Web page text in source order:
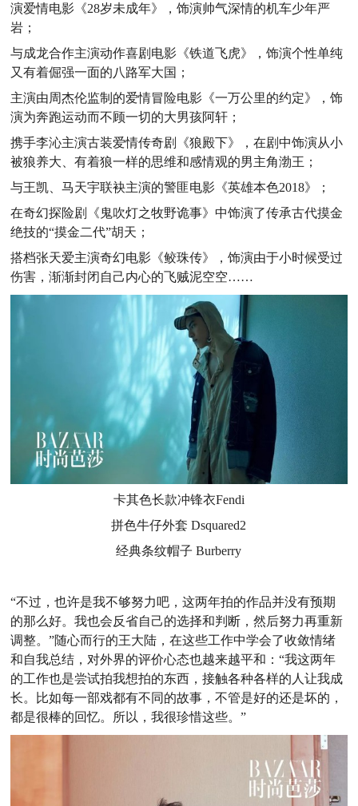
演爱情电影《28岁未成年》，饰演帅气深情的机车少年严
岩；
与成龙合作主演动作喜剧电影《铁道飞虎》，饰演个性单纯
又有着倔强一面的八路军大国；
主演由周杰伦监制的爱情冒险电影《一万公里的约定》，饰
演为奔跑运动而不顾一切的大男孩阿轩；
携手李沁主演古装爱情传奇剧《狼殿下》，在剧中饰演从小
被狼养大、有着狼一样的思维和感情观的男主角渤王；
与王凯、马天宇联袂主演的警匪电影《英雄本色2018》；
在奇幻探险剧《鬼吹灯之牧野诡事》中饰演了传承古代摸金
绝技的“摸金二代”胡天；
搭档张天爱主演奇幻电影《鲛珠传》，饰演由于小时候受过
伤害，渐渐封闭自己内心的飞贼泥空空……
卡其色长款冲锋衣Fendi
拼色牛仔外套Dsquared2
经典条纹帽子Burberry
“不过，也许是我不够努力吧，这两年拍的作品并没有预期
的那么好。我也会反省自己的选择和判断，然后努力再重新
调整。”随心而行的王大陆，在这些工作中学会了收敛情绪
和自我总结，对外界的评价心态也越来越平和：“我这两年
的工作也是尝试拍我想拍的东西，接触各种各样的人让我成
长。比如每一部戏都有不同的故事，不管是好的还是坏的，
都是很棒的回忆。所以，我很珍惜这些。”